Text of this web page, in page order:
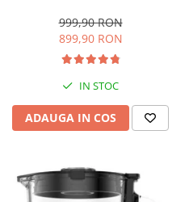
83.2 cm, Negru
999,90 RON
899,90 RON
IN STOC
ADAUGA IN COS